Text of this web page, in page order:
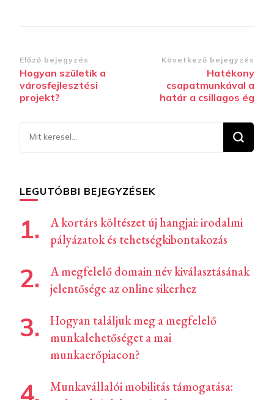
Bejegyzések
navigációja
Előző bejegyzés
Hogyan születik a
városfejlesztési
projekt?
Következő bejegyzés
Hatékony
csapatmunkával a
határ a csillagos ég
Keresel
valamit?
LEGUTÓBBI BEJEGYZÉSEK
A kortárs költészet új hangjai: irodalmi
pályázatok és tehetségkibontakozás
A megfelelő domain név kiválasztásának
jelentősége az online sikerhez
Hogyan találjuk meg a megfelelő
munkalehetőséget a mai
munkaerőpiacon?
Munkavállalói mobilitás támogatása: